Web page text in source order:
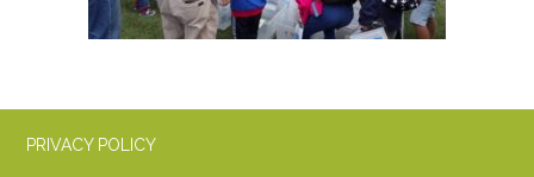
PRIVACY POLICY